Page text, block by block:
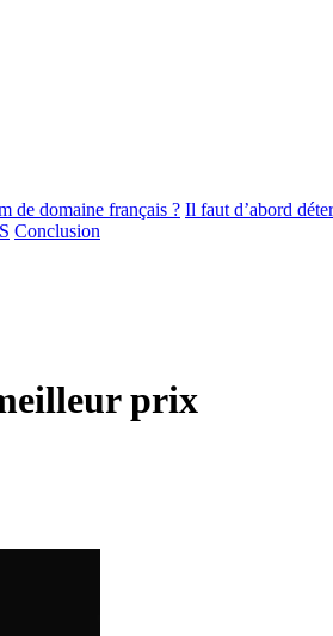
de domaine français ? Il faut d’abord
Conclusion
prix